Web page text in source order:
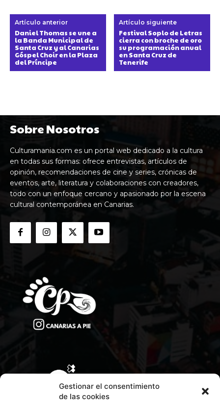
Gestionar el consentimiento
de las cookies
Artículo anterior
Daniel Thomas se une a
la Banda Municipal de
Santa Cruz y al Canarias
Góspel Choir en la Plaza
del Príncipe
Artículo siguiente
Festival Soplo de Letras
cierra con broche de oro
su programación anual
en Santa Cruz de
Tenerife
Sobre Nosotros
Culturamania.com es un portal web dedicado a la cultura
en todas sus formas: ofrece entrevistas, artículos de
opinión, recomendaciones de cine y series, crónicas de
eventos, arte, literatura y colaboraciones con creadores,
todo con un enfoque cercano y apasionado por la escena
cultural contemporánea en Canarias.